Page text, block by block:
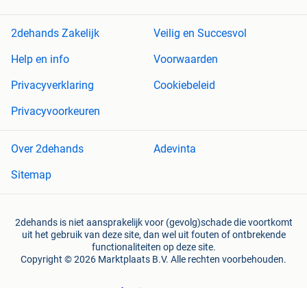
2dehands Zakelijk
Veilig en Succesvol
Help en info
Voorwaarden
Privacyverklaring
Cookiebeleid
Privacyvoorkeuren
Over 2dehands
Adevinta
Sitemap
2dehands is niet aansprakelijk voor (gevolg)schade die voortkomt
uit het gebruik van deze site, dan wel uit fouten of ontbrekende
functionaliteiten op deze site.
Copyright © 2026 Marktplaats B.V. Alle rechten voorbehouden.